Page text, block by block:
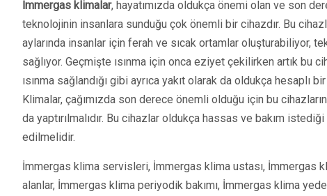
İmmergas klimalar, hayatımızda oldukça önemi olan ve son
teknolojinin insanlara sunduğu çok önemli bir cihazdır. Bu
aylarında insanlar için ferah ve sıcak ortamlar oluşturabiliyor,
sağlıyor. Geçmişte ısınma için onca eziyet çekilirken artık bu
ısınma sağlandığı gibi ayrıca yakıt olarak da oldukça hesaplı
Klimalar, çağımızda son derece önemli olduğu için bu
da yaptırılmalıdır. Bu cihazlar oldukça hassas ve bakım
edilmelidir.
İmmergas klima servisleri, İmmergas klima ustası, İmmergas
alanlar, İmmergas klima periyodik bakımı, İmmergas klima